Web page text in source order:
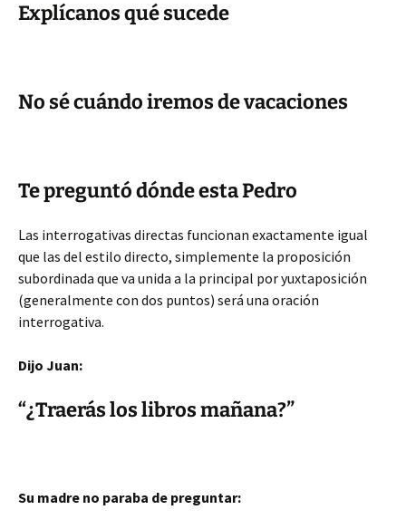
Explícanos qué sucede
No sé cuándo iremos de vacaciones
Te preguntó dónde esta Pedro
Las interrogativas directas funcionan exactamente igual
que las del estilo directo, simplemente la proposición
subordinada que va unida a la principal por yuxtaposición
(generalmente con dos puntos) será una oración
interrogativa.
Dijo Juan:
“¿Traerás los libros mañana?”
Su madre no paraba de preguntar: